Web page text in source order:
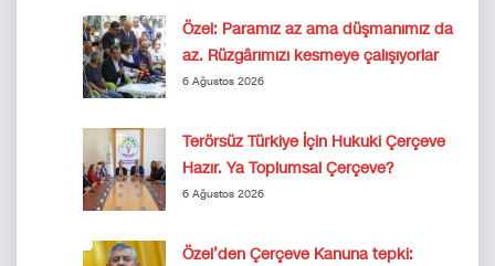
Özel: Paramız az ama düşmanımız da
az. Rüzgârımızı kesmeye çalışıyorlar
6 Ağustos 2026
Terörsüz Türkiye İçin Hukuki Çerçeve
Hazır. Ya Toplumsal Çerçeve?
6 Ağustos 2026
Özel’den Çerçeve Kanuna tepki: